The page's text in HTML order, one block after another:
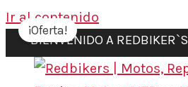
Ir al contenido
BIENVENIDO A REDBIKER`S
¡Oferta!